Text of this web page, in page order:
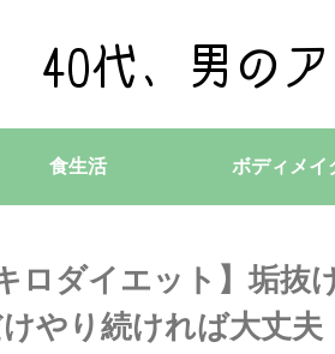
食生活 ボディメイ
ロダイエット】垢抜
やり続ければ大丈